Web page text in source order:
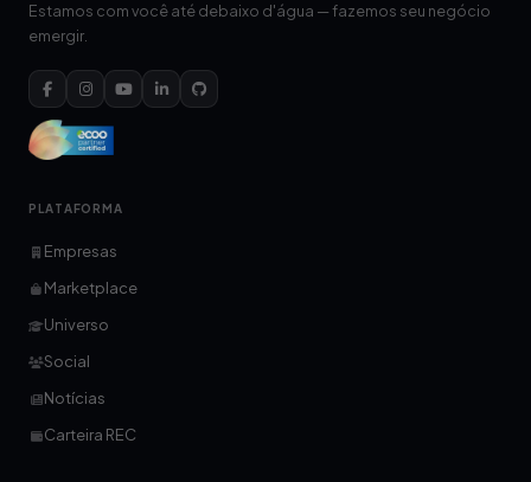
Estamos com você até debaixo d'água — fazemos seu negócio
emergir.
PLATAFORMA
Empresas
Marketplace
Universo
Social
Notícias
Carteira REC